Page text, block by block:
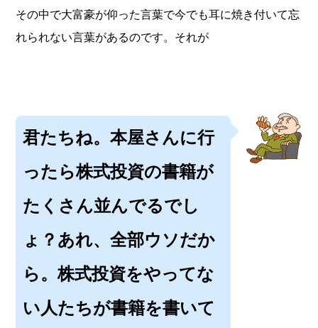
その中で大富豪が仰った言葉で今でも耳に焼き付いて忘
れられない言葉があるのです。それが
君たちね。本屋さんに行
ったら株式投資の書籍が
たくさん並んでるでし
ょ？あれ、全部ウソだか
ら。株式投資をやってな
い人たちが書籍を書いて